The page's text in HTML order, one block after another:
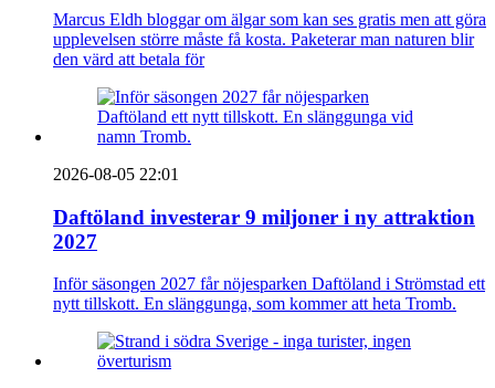
Marcus Eldh bloggar om älgar som kan ses gratis men att göra
upplevelsen större måste få kosta. Paketerar man naturen blir
den värd att betala för
2026-08-05 22:01
Daftöland investerar 9 miljoner i ny attraktion
2027
Inför säsongen 2027 får nöjesparken Daftöland i Strömstad ett
nytt tillskott. En slänggunga, som kommer att heta Tromb.